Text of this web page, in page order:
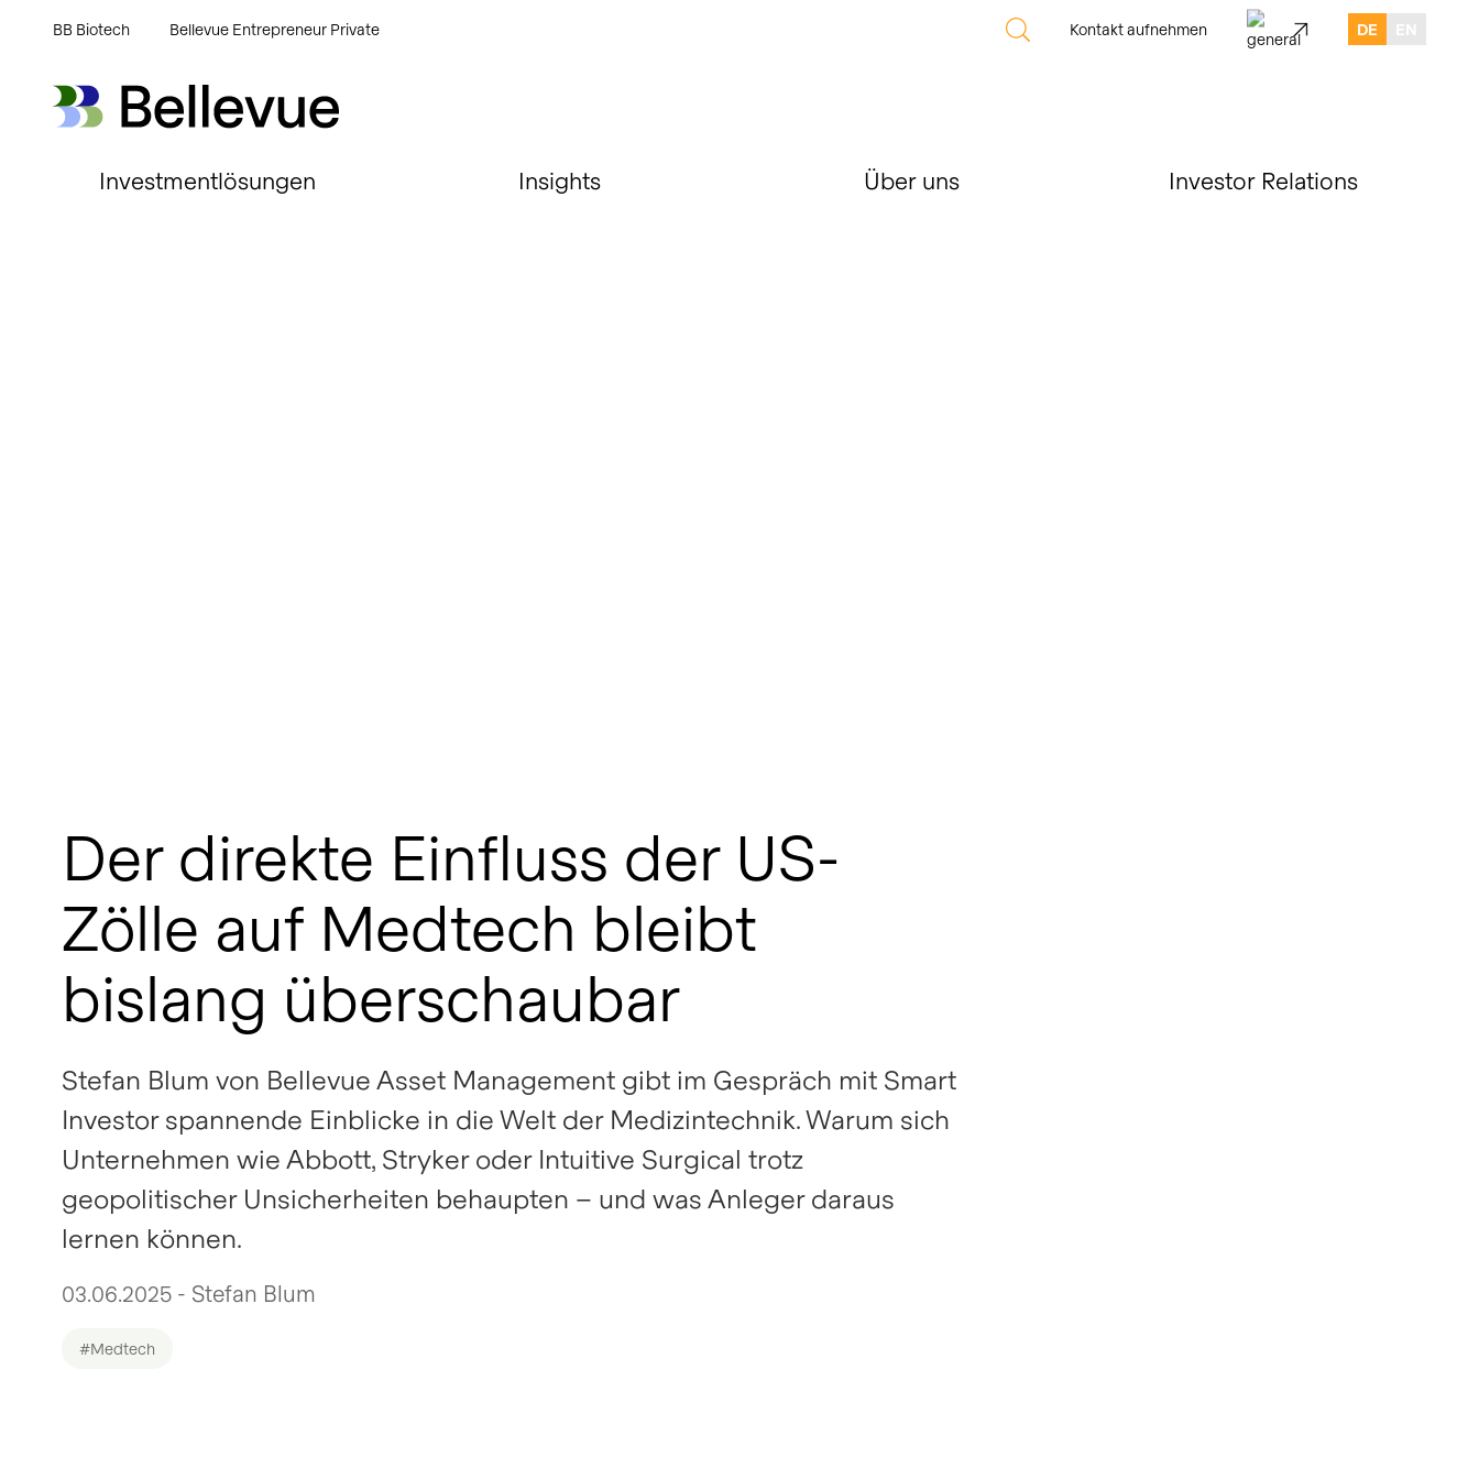
BB Biotech Bellevue Entrepreneur Private Kontakt aufnehmen DE
Bellevue Group AG
Investmentlösungen Insights Über uns Investor Relations
Der direkte Einfluss der US-
Zölle auf Medtech bleibt
bislang überschaubar
Stefan Blum von Bellevue Asset Management gibt im Gespräch mit Smart
Investor spannende Einblicke in die Welt der Medizintechnik. Warum sich
Unternehmen wie Abbott, Stryker oder Intuitive Surgical trotz
geopolitischer Unsicherheiten behaupten – und was Anleger daraus
lernen können.
03.06.2025 - Stefan Blum
#Medtech